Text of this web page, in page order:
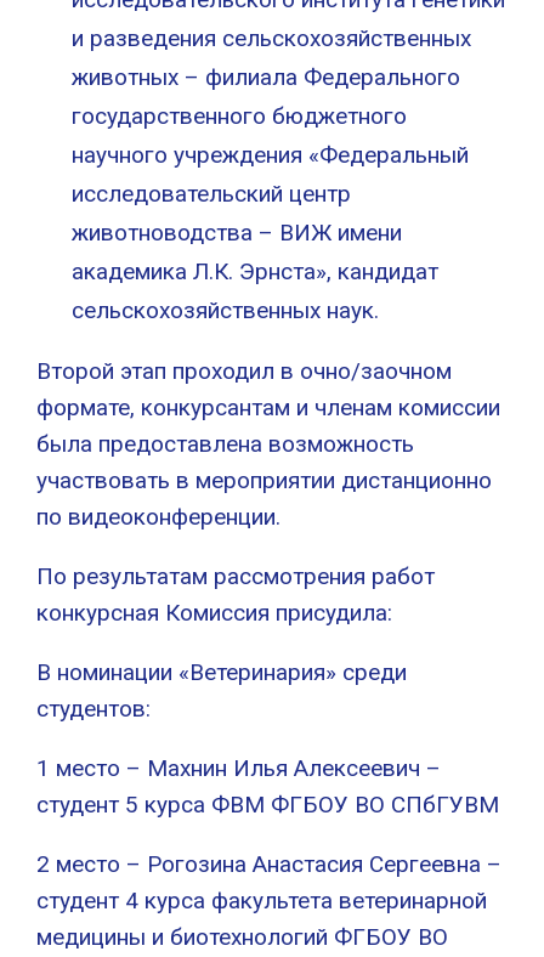
и разведения сельскохозяйственных
животных – филиала Федерального
государственного бюджетного
научного учреждения «Федеральный
исследовательский центр
животноводства – ВИЖ имени
академика Л.К. Эрнста», кандидат
сельскохозяйственных наук.
Второй этап проходил в очно/заочном
формате, конкурсантам и членам комиссии
была предоставлена возможность
участвовать в мероприятии дистанционно
по видеоконференции.
По результатам рассмотрения работ
конкурсная Комиссия присудила:
В номинации «Ветеринария» среди
студентов:
1 место – Махнин Илья Алексеевич –
студент 5 курса ФВМ ФГБОУ ВО СПбГУВМ
2 место – Рогозина Анастасия Сергеевна –
студент 4 курса факультета ветеринарной
медицины и биотехнологий ФГБОУ ВО